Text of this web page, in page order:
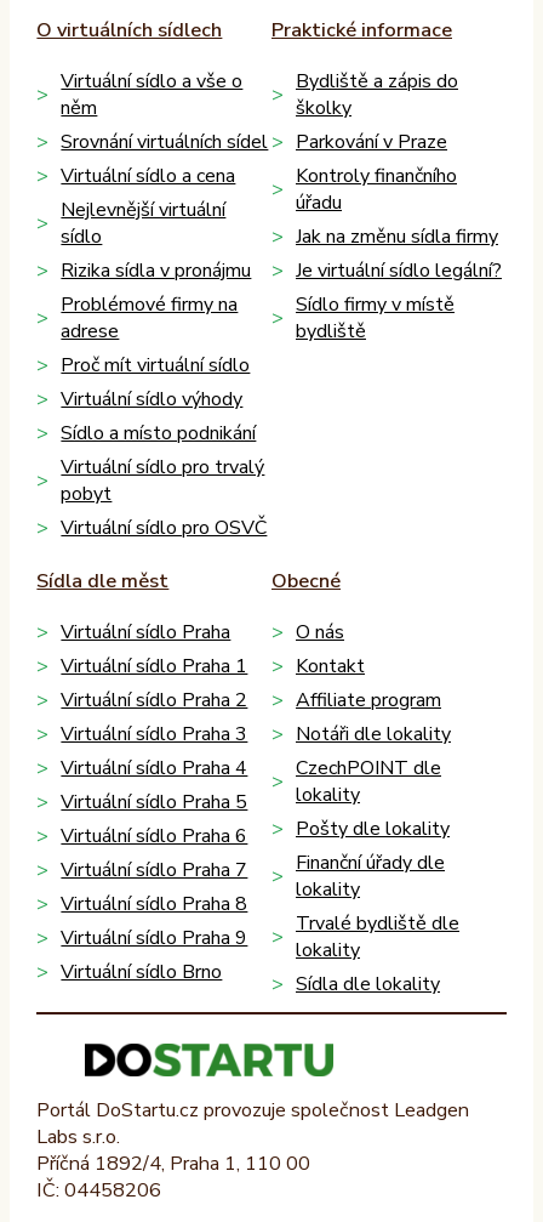
O virtuálních sídlech
Virtuální sídlo a vše o
něm
Srovnání virtuálních sídel
Virtuální sídlo a cena
Nejlevnější virtuální
sídlo
Rizika sídla v pronájmu
Problémové firmy na
adrese
Proč mít virtuální sídlo
Virtuální sídlo výhody
Sídlo a místo podnikání
Virtuální sídlo pro trvalý
pobyt
Virtuální sídlo pro OSVČ
Praktické informace
Bydliště a zápis do
školky
Parkování v Praze
Kontroly finančního
úřadu
Jak na změnu sídla firmy
Je virtuální sídlo legální?
Sídlo firmy v místě
bydliště
Sídla dle měst
Virtuální sídlo Praha
Virtuální sídlo Praha 1
Virtuální sídlo Praha 2
Virtuální sídlo Praha 3
Virtuální sídlo Praha 4
Virtuální sídlo Praha 5
Virtuální sídlo Praha 6
Virtuální sídlo Praha 7
Virtuální sídlo Praha 8
Virtuální sídlo Praha 9
Virtuální sídlo Brno
Obecné
O nás
Kontakt
Affiliate program
Notáři dle lokality
CzechPOINT dle
lokality
Pošty dle lokality
Finanční úřady dle
lokality
Trvalé bydliště dle
lokality
Sídla dle lokality
Portál DoStartu.cz provozuje společnost Leadgen
Labs s.r.o.
Příčná 1892/4, Praha 1, 110 00
IČ: 04458206